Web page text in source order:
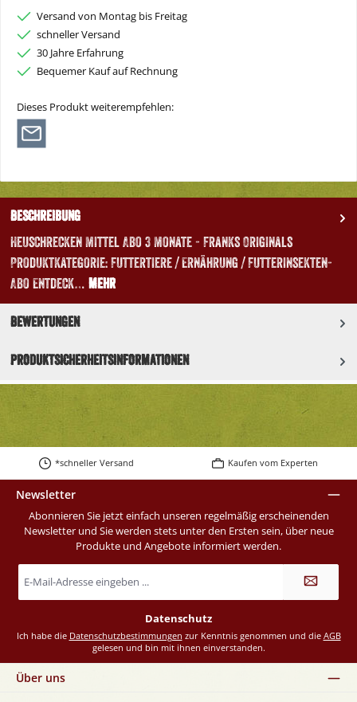
Versand von Montag bis Freitag
schneller Versand
30 Jahre Erfahrung
Bequemer Kauf auf Rechnung
Dieses Produkt weiterempfehlen:
Beschreibung
Heuschrecken Mittel Abo 3 Monate - Franks Originals
Produktkategorie: Futtertiere / Ernährung / Futterinsekten-
Abo Entdeck… Mehr
Bewertungen
Produktsicherheitsinformationen
*schneller Versand Kaufen vom Experten
Newsletter
Abonnieren Sie jetzt einfach unseren regelmäßig erscheinenden
Newsletter und Sie werden stets unter den Ersten sein, über neue
Produkte und Angebote informiert werden.
E-
Mail-
Datenschutz
Ich habe die Datenschutzbestimmungen zur Kenntnis genommen und die AGB
gelesen und bin mit ihnen einverstanden.
Über uns